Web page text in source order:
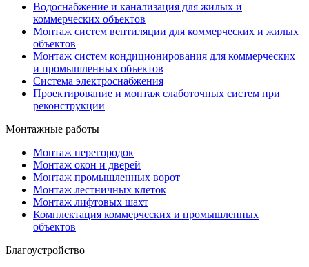
Водоснабжение и канализация для жилых и
коммерческих объектов
Монтаж систем вентиляции для коммерческих и жилых
объектов
Монтаж систем кондиционирования для коммерческих
и промышленных объектов
Система электроснабжения
Проектирование и монтаж слаботочных систем при
реконструкции
Монтажные работы
Монтаж перегородок
Монтаж окон и дверей
Монтаж промышленных ворот
Монтаж лестничных клеток
Монтаж лифтовых шахт
Комплектация коммерческих и промышленных
объектов
Благоустройство